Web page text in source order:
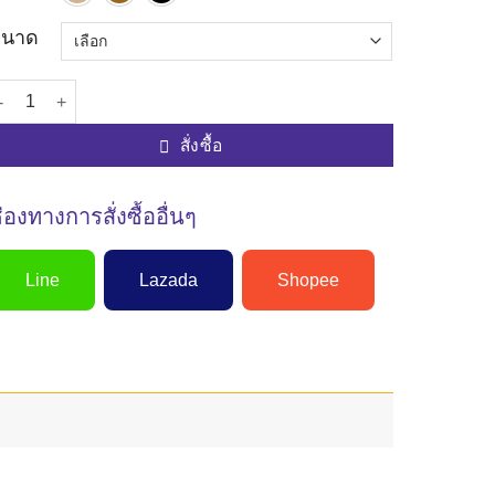
695.00 บาท.487.00 บาท.
าด
นวน รองเท้าเพื่อสุขภาพผู้ชายแบบสวม รุ่นM6516 รองเท้าแตะผู้ชายแบบ
สั่งซื้อ
งทางการสั่งซื้ออื่นๆ
Line Lazada Shopee